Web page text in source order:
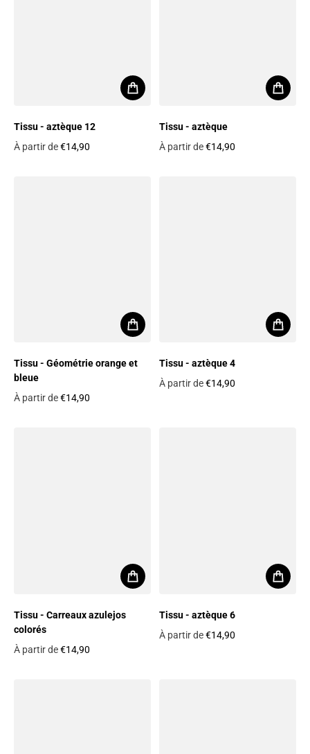
Tissu - aztèque 12
À partir de€14,90
Tissu - aztèque
À partir de€14,90
Tissu - Géométrie orange et
bleue
À partir de€14,90
Tissu - aztèque 4
À partir de€14,90
Tissu - Carreaux azulejos
colorés
À partir de€14,90
Tissu - aztèque 6
À partir de€14,90